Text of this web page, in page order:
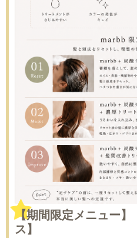
【期間限定メニュー】
ス】